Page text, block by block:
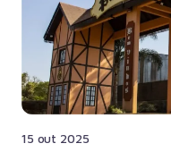
15 out 2025